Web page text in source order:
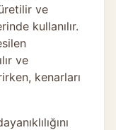
ve
kullanılır.
ve
kenarları